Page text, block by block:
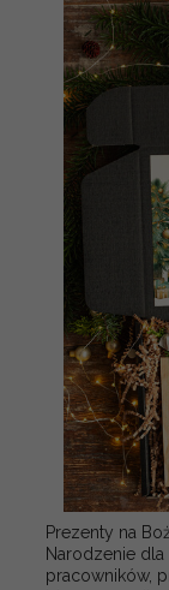
Prezenty na
Narodzenie dla
pracowników,